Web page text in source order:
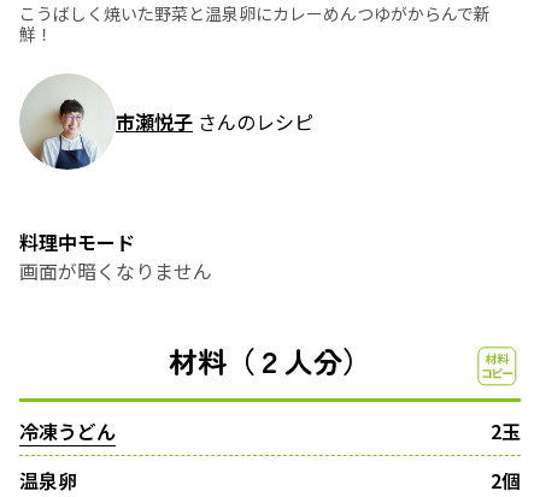
こうばしく焼いた野菜と温泉卵にカレーめんつゆがからんで新
鮮！
市瀬悦子 さんのレシピ
料理中モード
画面が暗くなりません
材料（２人分）
冷凍うどん
2玉
温泉卵
2個